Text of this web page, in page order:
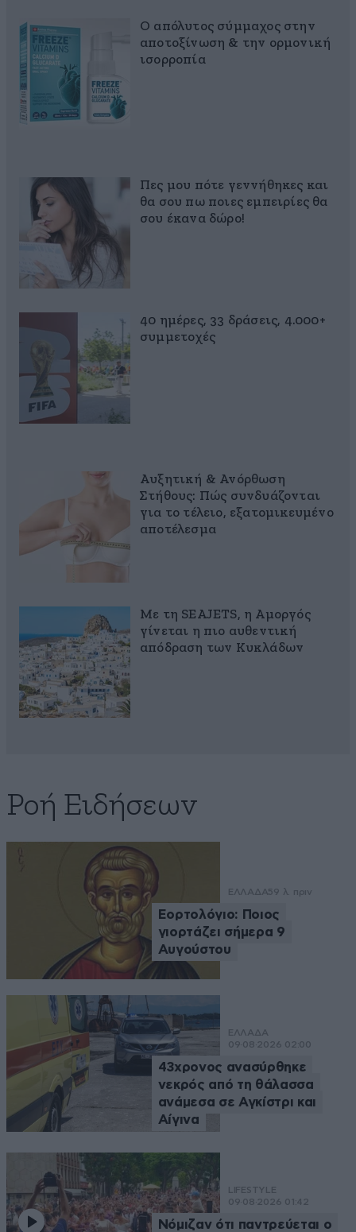
Ο απόλυτος σύμμαχος στην
αποτοξίνωση & την ορμονική
ισορροπία
Πες μου πότε γεννήθηκες και
θα σου πω ποιες εμπειρίες θα
σου έκανα δώρο!
40 ημέρες, 33 δράσεις, 4.000+
συμμετοχές
Αυξητική & Ανόρθωση
Στήθους: Πώς συνδυάζονται
για το τέλειο, εξατομικευμένο
αποτέλεσμα
Με τη SEAJETS, η Αμοργός
γίνεται η πιο αυθεντική
απόδραση των Κυκλάδων
Ροή Ειδήσεων
ΕΛΛΑΔΑ59 λ. πριν
Εορτολόγιο: Ποιος
γιορτάζει σήμερα 9
Αυγούστου
ΕΛΛΑΔΑ
09·08·2026 02:00
43χρονος ανασύρθηκε
νεκρός από τη θάλασσα
ανάμεσα σε Αγκίστρι και
Αίγινα
LIFESTYLE
09·08·2026 01:42
Νόμιζαν ότι παντρεύεται ο